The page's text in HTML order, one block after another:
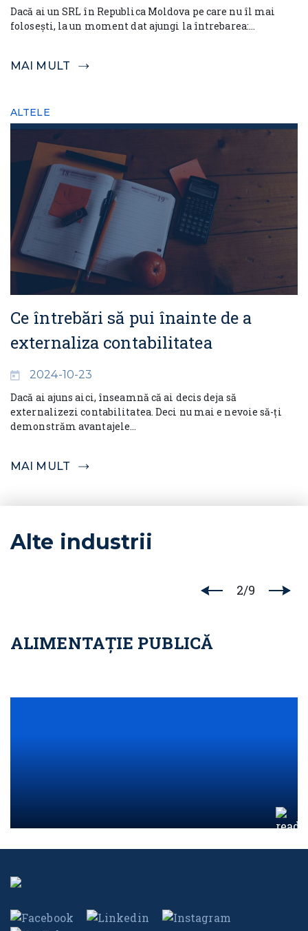
Dacă ai un SRL în Republica Moldova pe care nu îl mai
folosești, la un moment dat ajungi la întrebarea:...
MAI MULT
ALTELE
Ce întrebări să pui înainte de a
externaliza contabilitatea
2024-10-23
Dacă ai ajuns aici, înseamnă că ai decis deja să
externalizezi contabilitatea. Deci nu mai e nevoie să-ți
demonstrăm avantajele...
MAI MULT
Alte industrii
2/9
ALIMENTAȚIE PUBLICĂ